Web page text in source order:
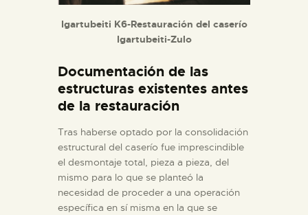
Igartubeiti K6-Restauración del caserío
Igartubeiti-Zulo
Documentación de las
estructuras existentes antes
de la restauración
Tras haberse optado por la consolidación
estructural del caserío fue imprescindible
el desmontaje total, pieza a pieza, del
mismo para lo que se planteó la
necesidad de proceder a una operación
específica en sí misma en la que se